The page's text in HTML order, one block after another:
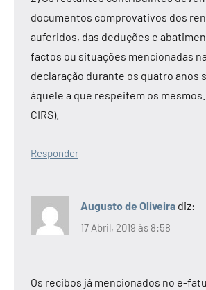
documentos comprovativos dos
auferidos, das deduções e
factos ou situações mencionadas
declaração durante os quatro anos
àquele a que respeitem os mesmos.
CIRS).
Responder
Augusto de Oliveira diz:
17 Abril, 2019 às 8:58
Os recibos já mencionados no e-